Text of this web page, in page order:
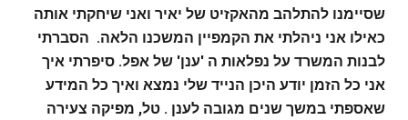
שסיימנו להתלהב מהאקזיט של יאיר ואני שיחקתי אותה
כאילו אני ניהלתי את הקמפיין המשכנו הלאה. הסברתי
לבנות המשרד על נפלאות ה 'ענן' של אפל. סיפרתי איך
אני כל הזמן יודע היכן הנייד שלי נמצא ואיך כל המידע
שאספתי במשך שנים מגובה לענן . טל, מפיקה צעירה